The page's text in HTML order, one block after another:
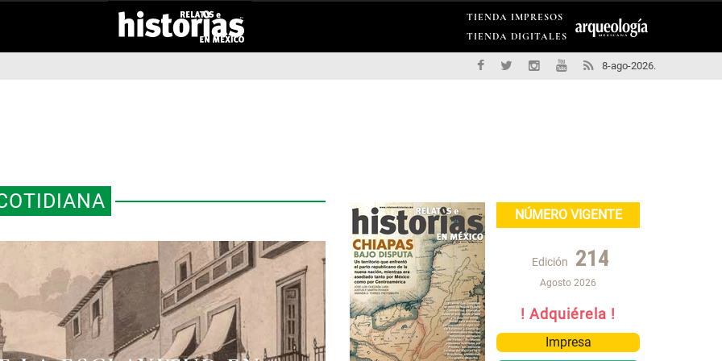
TIENDA IMPRESOS
TIENDA DIGITALES
8-ago-2026.
NÚMERO VIGENTE
Edición 214
Agosto 2026
! Adquiérela !
Impresa